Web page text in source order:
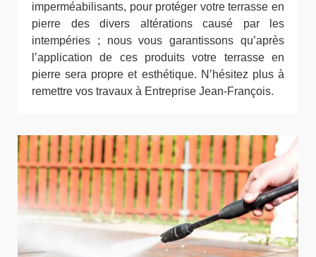
imperméabilisants, pour protéger votre terrasse en
pierre des divers altérations causé par les
intempéries ; nous vous garantissons qu’après
l’application de ces produits votre terrasse en
pierre sera propre et esthétique. N’hésitez plus à
remettre vos travaux à Entreprise Jean-François.